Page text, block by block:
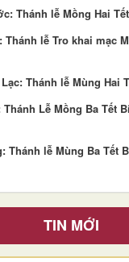
Thánh lễ Mồng Hai Tết
Thánh lễ Tro khai mạc
Thánh lễ Mùng Hai
Lễ Mồng Ba Tết
Thánh lễ Mùng Ba Tết
TIN MỚI